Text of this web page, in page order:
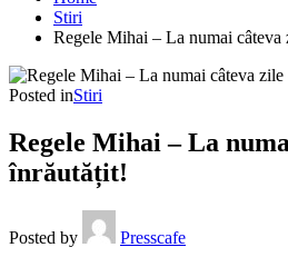
Stiri
Regele Mihai – La numai câteva
Posted inStiri
Regele Mihai – La
înrăutățit!
Posted by Presscafe